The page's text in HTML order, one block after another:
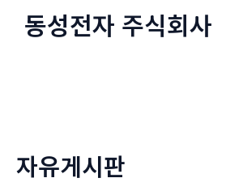
동성전자 주식회사
자유게시판